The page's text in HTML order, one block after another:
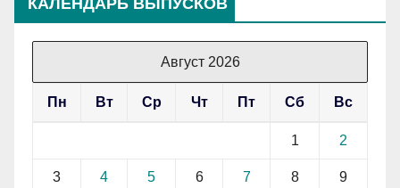
Август 2026
Пн Вт Ср Чт Пт Сб Вс
1 2
3 4 5 6 7 8 9